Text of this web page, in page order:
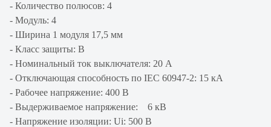
- Количество полюсов: 4
- Модуль: 4
- Ширина 1 модуля 17,5 мм
- Класс защиты: В
- Номинальный ток выключателя: 20 А
- Отключающая способность по IEC 60947-2: 15 кА
- Рабочее напряжение: 400 В
- Выдерживаемое напряжение: 6 кВ
- Напряжение изоляции: Ui: 500 В